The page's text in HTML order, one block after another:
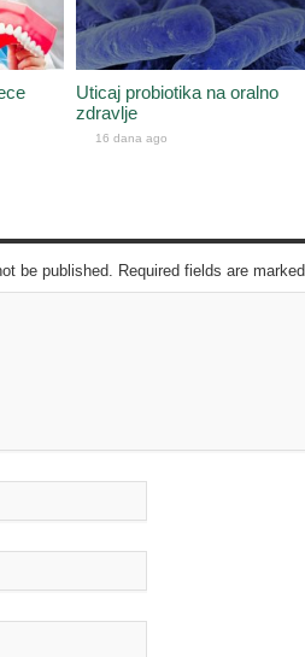
Uticaj probiotika na oralno
zdravlje
16 dana ago
be published. Required fields are marked